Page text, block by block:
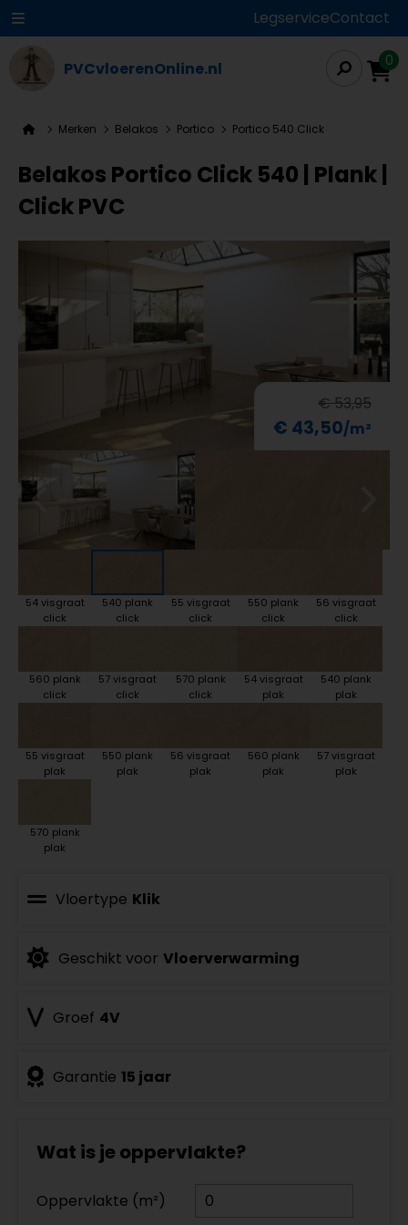
LegserviceContact
PVCvloerenOnline.nl 0
Merken Belakos Portico Portico 540 Click
Belakos Portico Click 540 | Plank |
Click PVC
€ 53,95
€ 43,50
54 visgraat
click
540 plank
click
55 visgraat
click
550 plank
click
56 visgraat
click
560 plank
click
57 visgraat
click
570 plank
click
54 visgraat
plak
540 plank
plak
55 visgraat
plak
550 plank
plak
56 visgraat
plak
560 plank
plak
57 visgraat
plak
570 plank
plak
Vloertype Klik
Geschikt voor Vloerverwarming
Groef 4V
Garantie 15 jaar
Wat is je oppervlakte?
Oppervlakte (m²)